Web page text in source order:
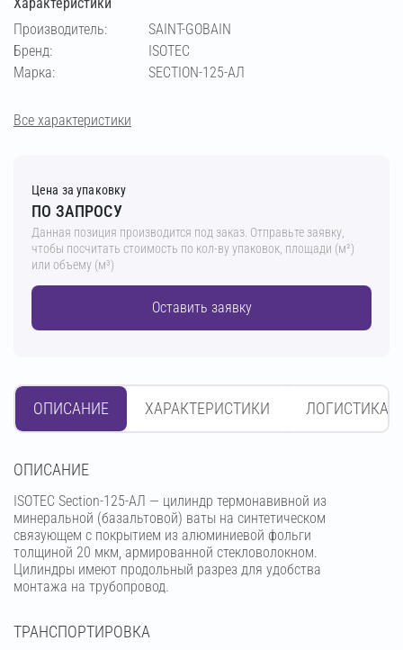
Производитель:
SAINT-GOBAIN
Бренд:
ISOTEC
Марка:
SECTION-125-АЛ
Все характеристики
Цена за упаковку
ПО ЗАПРОСУ
Данная позиция производится под заказ. Отправьте заявку,
чтобы посчитать стоимость по кол-ву упаковок, площади (м²)
или объему (м³)
Оставить заявку
ОПИСАНИЕ ХАРАКТЕРИСТИКИ ЛОГИСТИКА
OПИСАНИЕ
ISOTEC Section-125-АЛ — цилиндр термонавивной из
минеральной (базальтовой) ваты на синтетическом
связующем с покрытием из алюминиевой фольги
толщиной 20 мкм, армированной стекловолокном.
Цилиндры имеют продольный разрез для удобства
монтажа на трубопровод.
ТРАНСПОРТИРОВКА